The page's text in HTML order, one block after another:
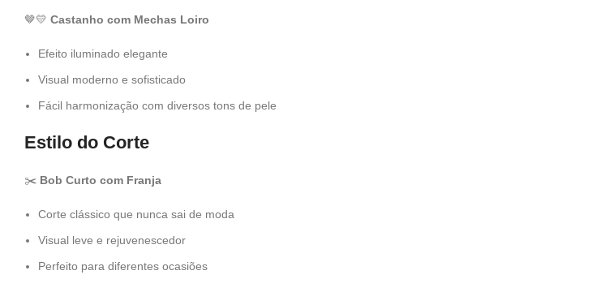
🤎💛 Castanho com Mechas Loiro
Efeito iluminado elegante
Visual moderno e sofisticado
Fácil harmonização com diversos tons de pele
Estilo do Corte
✂️ Bob Curto com Franja
Corte clássico que nunca sai de moda
Visual leve e rejuvenescedor
Perfeito para diferentes ocasiões